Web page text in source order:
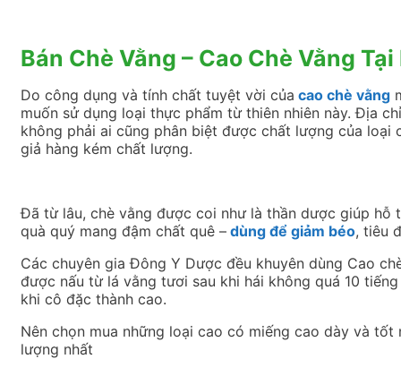
Bán Chè Vằng – Cao Chè Vằng
Do công dụng và tính chất tuyệt vời của cao chè vằng
muốn sử dụng loại thực phẩm từ thiên nhiên này. Địa
không phải ai cũng phân biệt được chất lượng của
giả hàng kém chất lượng.
Đã từ lâu, chè vằng được coi như là thần dược giúp
quà quý mang đậm chất quê – dùng để giảm béo, tiêu
Các chuyên gia Đông Y Dược đều khuyên dùng Cao
được nấu từ lá vằng tươi sau khi hái không quá 10
khi cô đặc thành cao.
Nên chọn mua những loại cao có miếng cao dày và tốt
lượng nhất